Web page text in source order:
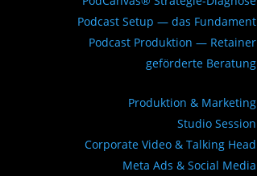
Podcast Setup — das Fundament
Podcast Produktion — Retainer
geförderte Beratung
Produktion & Marketing
Studio Session
Corporate Video & Talking Head
Meta Ads & Social Media